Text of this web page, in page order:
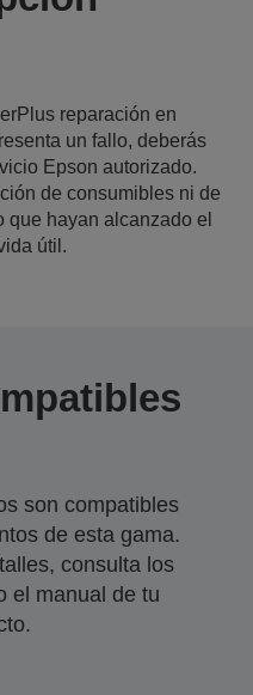
reparación en
un fallo, deberás
Epson autorizado.
de consumibles ni de
hayan alcanzado el
útil.
son compatibles
de esta gama.
consulta los
el manual de tu